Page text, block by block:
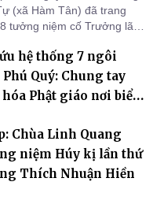
(xã Hàm Tân) đã trang
tưởng niệm cố Trưởng lão
cùng đông đảo thiện tín
hệ thống 7 ngôi
Quý: Chung tay
Phật giáo nơi biển
Chùa Linh Quang
niệm Húy kị lần thứ
Thích Nhuận Hiền